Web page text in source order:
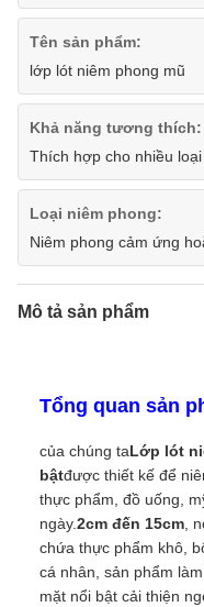
Tên sản phẩm:
lớp lót niêm phong mũ
Khả năng tương thích:
Thích hợp cho nhiều
Loại niêm phong:
Niêm phong cảm ứng
Mô tả sản phẩm
Tổng quan sản
của chúng taLớp lót
bậtđược thiết kế để
thực phẩm, đồ uống,
ngày.2cm đến 15cm,
chứa thực phẩm khô,
cá nhân, sản phẩm
mặt nổi bật cải thiện